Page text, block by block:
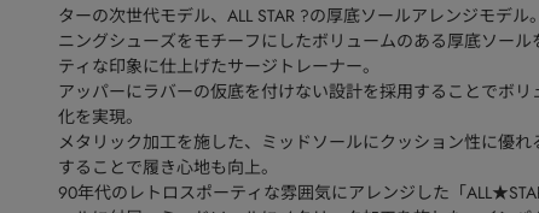
ターの次世代モデル、ALL STAR ?の厚底ソールアレンジモデ
ニングシューズをモチーフにしたボリュームのある厚底ソー
ティな印象に仕上げたサージトレーナー。
アッパーにラバーの仮底を付けない設計を採用することでボ
化を実現。
メタリック加工を施した、ミッドソールにクッション性に優
することで履き心地も向上。
90年代のレトロスポーティな雰囲気にアレンジした「